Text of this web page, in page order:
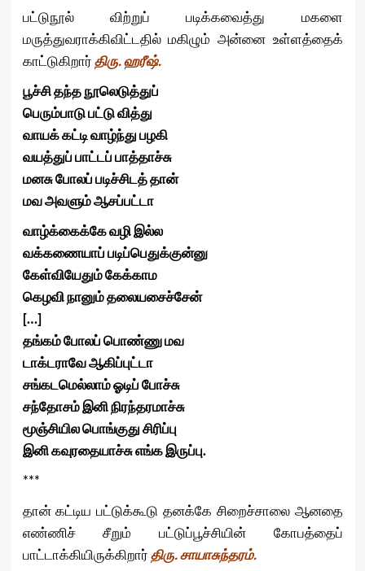
பட்டுநூல் விற்றுப் படிக்கவைத்து மகளை
மருத்துவராக்கிவிட்டதில் மகிழும் அன்னை உள்ளத்தைக்
காட்டுகிறார்திரு. ஹரீஷ்.
பூச்சி தந்த நூலெடுத்துப்
பெரும்பாடு பட்டு வித்து
வாயக் கட்டி வாழ்ந்து பழகி
வயத்துப் பாட்டப் பாத்தாச்சு
மனசு போலப் படிச்சிடத் தான்
மவ அவளும் ஆசப்பட்டா
வாழ்க்கைக்கே வழி இல்ல
வக்கணையாப் படிப்பெதுக்குன்னு
கேள்வியேதும் கேக்காம
கெழவி நானும் தலையசைச்சேன்
[…]
தங்கம் போலப் பொண்ணு மவ
டாக்டராவே ஆகிப்புட்டா
சங்கடமெல்லாம் ஓடிப் போச்சு
சந்தோசம் இனி நிரந்தரமாச்சு
மூஞ்சியில பொங்குது சிரிப்பு
இனி கவுரதையாச்சு எங்க இருப்பு.
***
தான் கட்டிய பட்டுக்கூடு தனக்கே சிறைச்சாலை ஆனதை
எண்ணிச் சீறும் பட்டுப்பூச்சியின் கோபத்தைப்
பாட்டாக்கியிருக்கிறார்திரு. சாயாசுந்தரம்.